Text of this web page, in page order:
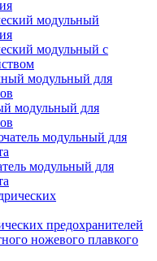
модульный
модульный с
модульный для
модульный для
предохранителей